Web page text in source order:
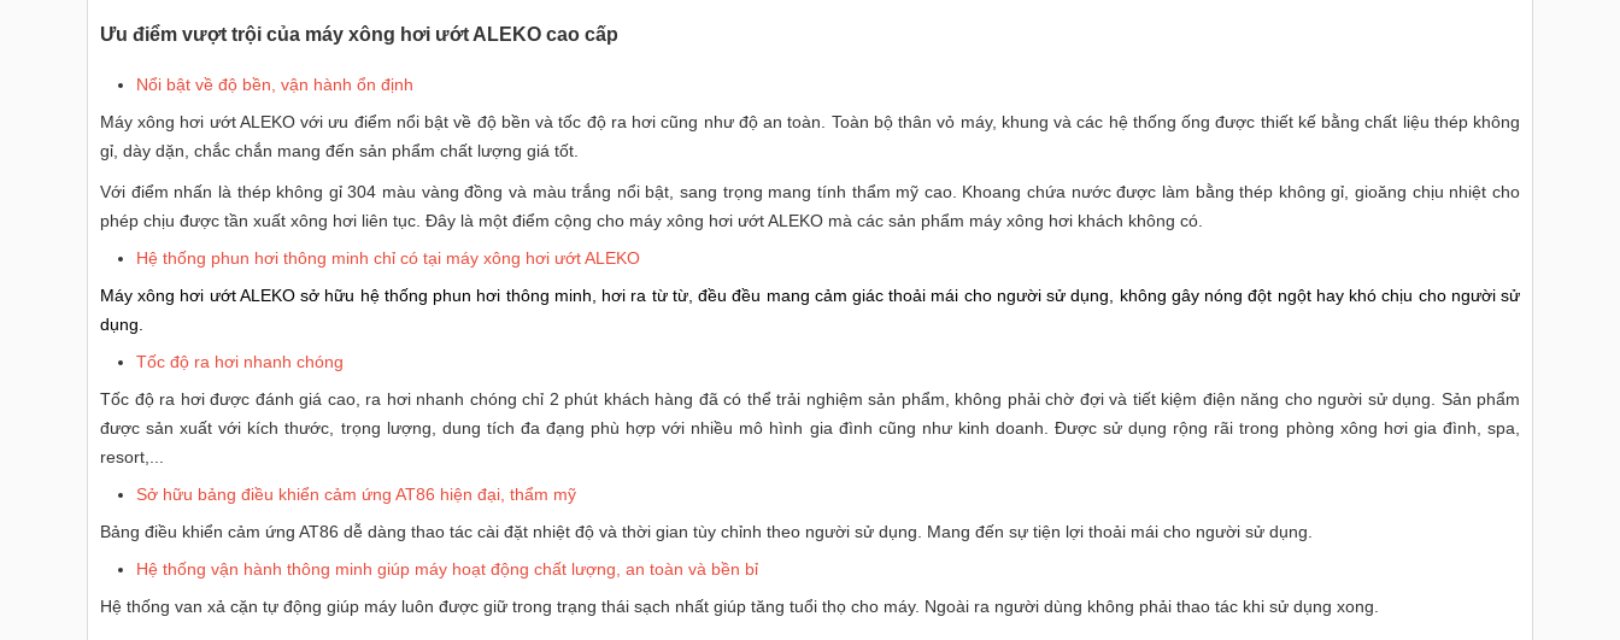
Ưu điểm vượt trội của máy xông hơi ướt ALEKO cao cấp
Nổi bật về độ bền, vận hành ổn định
Máy xông hơi ướt ALEKO với ưu điểm nổi bật về độ bền và tốc độ ra hơi cũng như độ an toàn. Toàn bộ thân vỏ máy, khung và các hệ thống ống được thiết kế bằng chất liệu thép không
gỉ, dày dặn, chắc chắn mang đến sản phẩm chất lượng giá tốt.
Với điểm nhấn là thép không gỉ 304 màu vàng đồng và màu trắng nổi bật, sang trọng mang tính thẩm mỹ cao. Khoang chứa nước được làm bằng thép không gỉ, gioăng chịu nhiệt cho
phép chịu được tần xuất xông hơi liên tục. Đây là một điểm cộng cho máy xông hơi ướt ALEKO mà các sản phẩm máy xông hơi khách không có.
Hệ thống phun hơi thông minh chỉ có tại máy xông hơi ướt ALEKO
Máy xông hơi ướt ALEKO sở hữu hệ thống phun hơi thông minh, hơi ra từ từ, đều đều mang cảm giác thoải mái cho người sử dụng, không gây nóng đột ngột hay khó chịu cho người sử
dụng.
Tốc độ ra hơi nhanh chóng
Tốc độ ra hơi được đánh giá cao, ra hơi nhanh chóng chỉ 2 phút khách hàng đã có thể trải nghiệm sản phẩm, không phải chờ đợi và tiết kiệm điện năng cho người sử dụng. Sản phẩm
được sản xuất với kích thước, trọng lượng, dung tích đa đạng phù hợp với nhiều mô hình gia đình cũng như kinh doanh. Được sử dụng rộng rãi trong phòng xông hơi gia đình, spa,
resort,...
Sở hữu bảng điều khiển cảm ứng AT86 hiện đại, thẩm mỹ
Bảng điều khiển cảm ứng AT86 dễ dàng thao tác cài đặt nhiệt độ và thời gian tùy chỉnh theo người sử dụng. Mang đến sự tiện lợi thoải mái cho người sử dụng.
Hệ thống vận hành thông minh giúp máy hoạt động chất lượng, an toàn và bền bỉ
Hệ thống van xả cặn tự động giúp máy luôn được giữ trong trạng thái sạch nhất giúp tăng tuổi thọ cho máy. Ngoài ra người dùng không phải thao tác khi sử dụng xong.